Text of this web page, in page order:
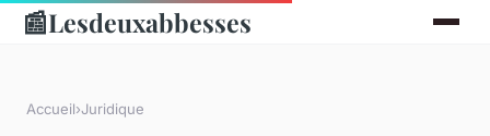
📰Lesdeuxabbesses
Accueil›Juridique